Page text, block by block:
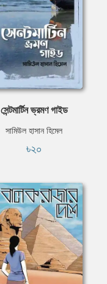
সেন্টমার্টিন ভ্রমণ গাইড
সামিউল হাসান হিমেল
৳২০